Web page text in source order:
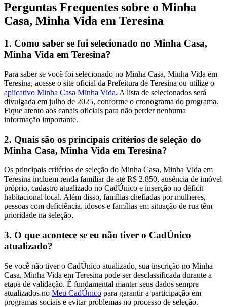
Perguntas Frequentes sobre o Minha
Casa, Minha Vida em Teresina
1. Como saber se fui selecionado no Minha Casa,
Minha Vida em Teresina?
Para saber se você foi selecionado no Minha Casa, Minha Vida em
Teresina, acesse o site oficial da Prefeitura de Teresina ou utilize o
aplicativo Minha Casa Minha Vida. A lista de selecionados será
divulgada em julho de 2025, conforme o cronograma do programa.
Fique atento aos canais oficiais para não perder nenhuma
informação importante.
2. Quais são os principais critérios de seleção do
Minha Casa, Minha Vida em Teresina?
Os principais critérios de seleção do Minha Casa, Minha Vida em
Teresina incluem renda familiar de até R$ 2.850, ausência de imóvel
próprio, cadastro atualizado no CadÚnico e inserção no déficit
habitacional local. Além disso, famílias chefiadas por mulheres,
pessoas com deficiência, idosos e famílias em situação de rua têm
prioridade na seleção.
3. O que acontece se eu não tiver o CadÚnico
atualizado?
Se você não tiver o CadÚnico atualizado, sua inscrição no Minha
Casa, Minha Vida em Teresina pode ser desclassificada durante a
etapa de validação. É fundamental manter seus dados sempre
atualizados no Meu CadÚnico para garantir a participação em
programas sociais e evitar problemas no processo de seleção.